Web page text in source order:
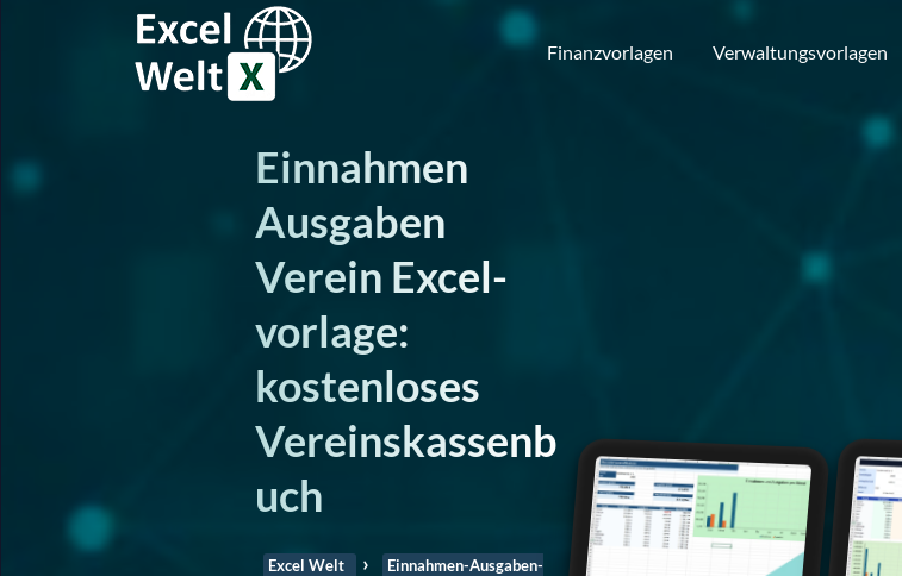
Finanzvorlagen Verwaltungsvorlagen
Einnahmen
Ausgaben
Verein Excel-
vorlage:
kostenloses
Vereinskassenb
uch
Excel Welt
Einnahmen-Ausgaben-